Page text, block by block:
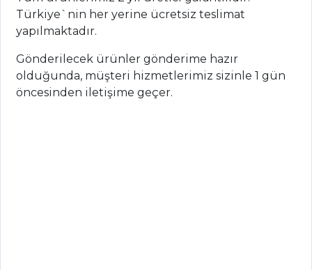
Türkiye`nin her yerine ücretsiz teslimat
yapılmaktadır.
Gönderilecek ürünler gönderime hazır
olduğunda, müşteri hizmetlerimiz sizinle 1 gün
öncesinden iletişime geçer.